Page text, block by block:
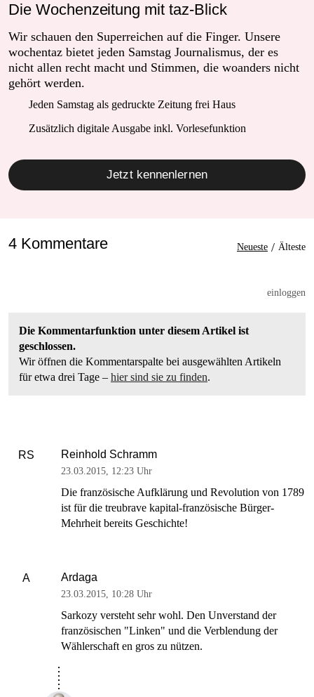
Die Wochenzeitung mit taz-Blick
Wir schauen den Superreichen auf die Finger. Unsere
wochentaz bietet jeden Samstag Journalismus, der es
nicht allen recht macht und Stimmen, die woanders nicht
gehört werden.
Jeden Samstag als gedruckte Zeitung frei Haus
Zusätzlich digitale Ausgabe inkl. Vorlesefunktion
Jetzt kennenlernen
4 Kommentare Neueste / Älteste
Die Kommentarfunktion unter diesem Artikel ist
geschlossen.
Wir öffnen die Kommentarspalte bei ausgewählten Artikeln
für etwa drei Tage – hier sind sie zu finden.
einloggen
RS Reinhold Schramm
23.03.2015, 12:23 Uhr
Die französische Aufklärung und Revolution von 1789
ist für die treubrave kapital-französische Bürger-
Mehrheit bereits Geschichte!
A Ardaga
23.03.2015, 10:28 Uhr
Sarkozy versteht sehr wohl. Den Unverstand der
französischen "Linken" und die Verblendung der
Wählerschaft en gros zu nützen.